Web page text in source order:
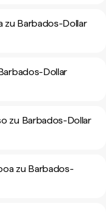
zu Barbados-Dollar
Dollar
zu Barbados-Dollar
zu Barbados-